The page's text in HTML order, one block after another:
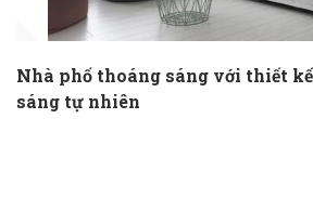
Nhà phố thoáng sáng với thiết
sáng tự nhiên